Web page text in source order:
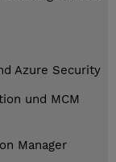
Azure Security
und MCM
Manager